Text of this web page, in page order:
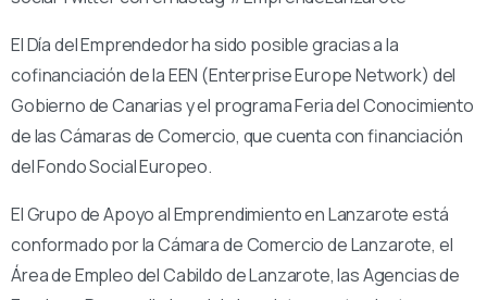
El Día del Emprendedor ha sido posible gracias a la
cofinanciación de la EEN (Enterprise Europe Network) del
Gobierno de Canarias y el programa Feria del Conocimiento
de las Cámaras de Comercio, que cuenta con financiación
del Fondo Social Europeo.
El Grupo de Apoyo al Emprendimiento en Lanzarote está
conformado por la Cámara de Comercio de Lanzarote, el
Área de Empleo del Cabildo de Lanzarote, las Agencias de